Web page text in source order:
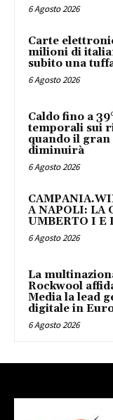
6 Agosto 2026
Carte
milioni di
subito una
6 Agosto 2026
Caldo fino a
temporali sui
quando il gran
diminuirà
6 Agosto 2026
A NAPOLI: LA
UMBERTO I E
6 Agosto 2026
La
Rockwool
Media la lead
digitale in
6 Agosto 2026